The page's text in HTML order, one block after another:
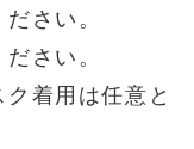
さい。
さい。
着用は任意と